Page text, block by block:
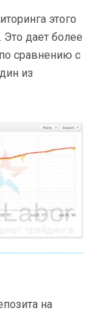
этого
дает более
сравнению с
из
на